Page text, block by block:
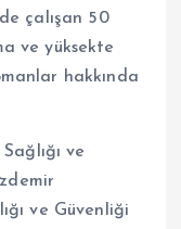
çalışan 50
ve yüksekte
hakkında
ve
ve Güvenliği